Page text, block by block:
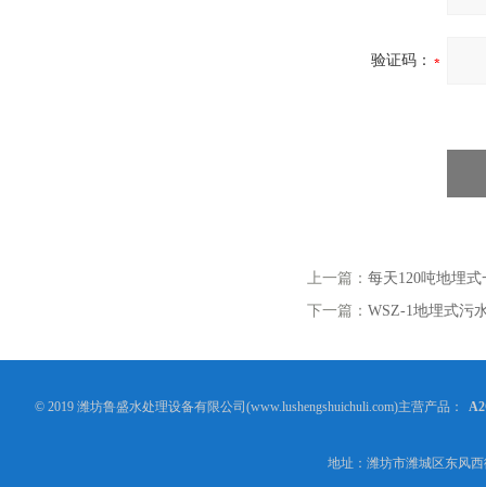
验证码：
上一篇： 每天120吨地埋
下一篇： WSZ-1地埋式污
© 2019 潍坊鲁盛水处理设备有限公司(www.lushengshuichuli.com)主营产品：
地址：潍坊市潍城区东风